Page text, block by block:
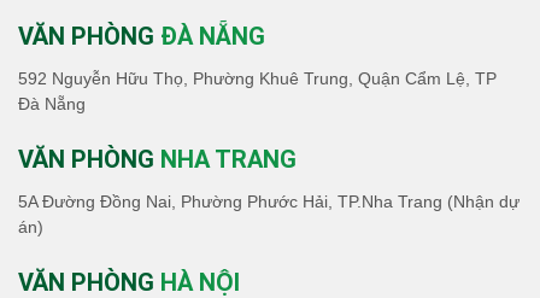
VĂN PHÒNG ĐÀ NẴNG
592 Nguyễn Hữu Thọ, Phường Khuê Trung, Quận Cẩm Lệ, TP
Đà Nẵng
VĂN PHÒNG NHA TRANG
5A Đường Đồng Nai, Phường Phước Hải, TP.Nha Trang (Nhận dự
án)
VĂN PHÒNG HÀ NỘI